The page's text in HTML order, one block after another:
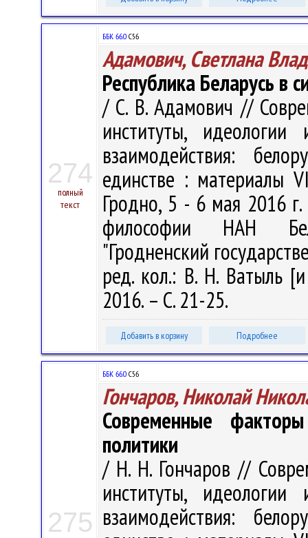
274
полный
текст
ББК 66.0 С56
Адамович, Светлана
Республика Беларусь в
/ С. В. Адамович //
институты, идеологии
взаимодействия:
единстве : материалы
Гродно, 5 - 6 мая 2016
философии НАН
"Гродненский
ред. кол.: В. Н. Ватыль
2016. – С. 21-25.
Добавить в корзину Подробнее
275
ББК 66.0 С56
Гончаров, Николай
Современные
политики
/ Н. Н. Гончаров //
институты, идеологии
взаимодействия: